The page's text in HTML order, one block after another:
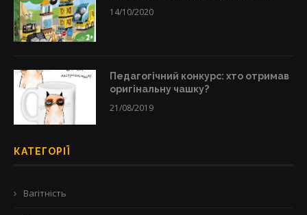
14/10/2020
Педагогічний конкурс: хто отримав
оригінальну чашку?
21/08/2019
КАТЕГОРІЇ
Вагітність